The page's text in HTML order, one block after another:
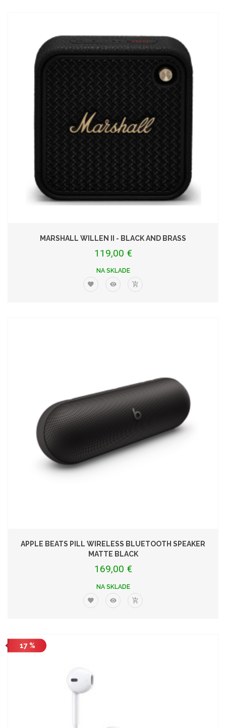
MARSHALL WILLEN II - BLACK AND BRASS
119,00 €
NA SKLADE
APPLE BEATS PILL WIRELESS BLUETOOTH SPEAKER
MATTE BLACK
169,00 €
NA SKLADE
17 %